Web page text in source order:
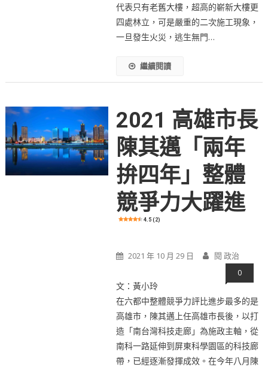
代表只有老舊大樓，超高的嶄新大樓更
四處林立，可是嚴重的二次施工現象，
一旦發生火災，逃生無門…
繼續閱讀
2021 高雄市長
陳其邁「兩年
拚四年」整體
競爭力大躍進
4.5 (2)
2021 年 10 月 29 日 閱 政治
0
文：黃小玲
在六都中整體競爭力評比進步最多的是
高雄市，陳其邁上任高雄市長後，以打
造「南台灣科技走廊」為施政主軸，從
南科一路延伸到屏東科學園區的科技廊
帶，已經逐漸發揮成效。在今年八月陳